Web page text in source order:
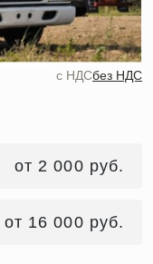
c НДСбез НДС
от 2 000 руб.
от 16 000 руб.